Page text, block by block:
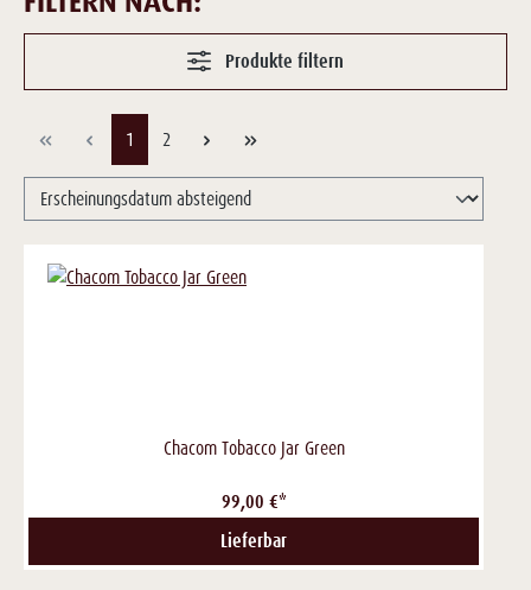
Produkte filtern
Seite
1 Seite
2
Chacom Tobacco Jar Green
99,00 €*
Lieferbar